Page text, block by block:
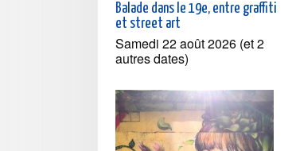
Balade dans le 19e, entre graffiti
et street art
Samedi 22 août 2026 (et 2
autres dates)